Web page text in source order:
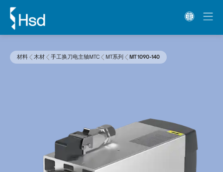
材料 木材 手工换刀电主轴MTC MT系列 MT 1090-140